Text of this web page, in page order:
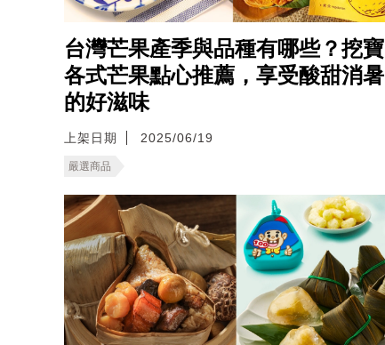
台灣芒果產季與品種有哪些？挖寶
各式芒果點心推薦，享受酸甜消暑
的好滋味
上架日期 2025/06/19
嚴選商品